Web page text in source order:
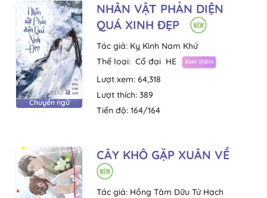
Chuyển ngữ
NHÂN VẬT PHẢN DIỆN
QUÁ XINH ĐẸP
Tác giả: Kỵ Kình Nam Khứ
Thể loại: Cổ đại HE
Lượt xem: 64,318
Lượt thích: 389
Tiến độ: 164/164
CÂY KHÔ GẶP XUÂN VỀ
Tác giả: Hồng Tâm Dữu Tử Hạch